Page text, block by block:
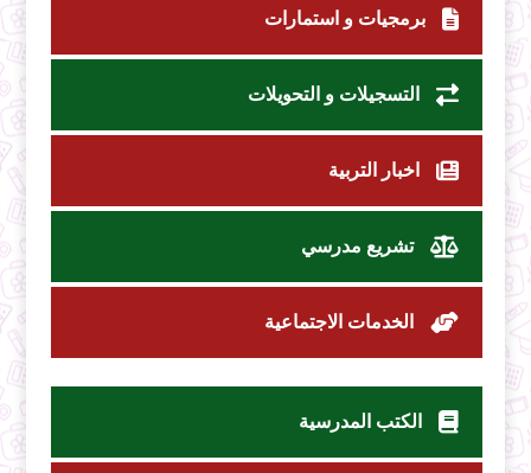
برمجيات و استمارات
التسجيلات و التحويلات
اخبار التربية
تشريع مدرسي
الخدمات الاجتماعية
الكتب المدرسية